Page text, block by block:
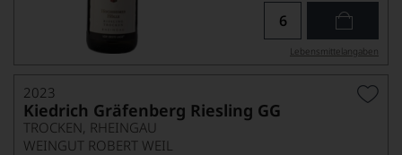
Lebensmittel­angaben
2023
Kiedrich Gräfenberg Riesling GG
TROCKEN, RHEINGAU
WEINGUT ROBERT WEIL